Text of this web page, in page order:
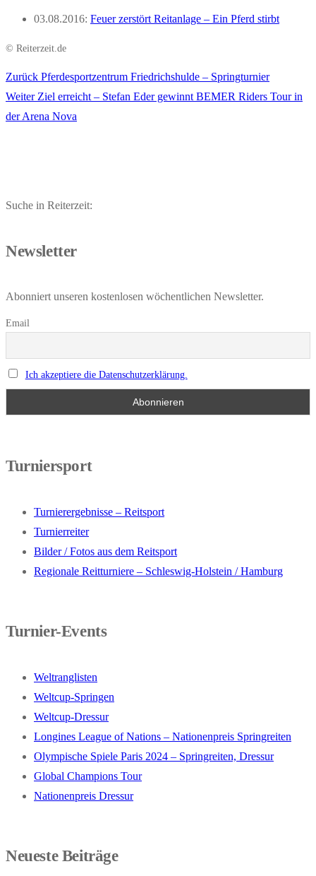
03.08.2016: Feuer zerstört Reitanlage – Ein Pferd stirbt
© Reiterzeit.de
Beitragsnavigation
Zurück Vorheriger
Beitrag:
Pferdesportzentrum Friedrichshulde – Springturnier
Weiter Nächster
Beitrag:
Ziel erreicht – Stefan Eder gewinnt BEMER Riders Tour in
der Arena Nova
Suche in Reiterzeit:
Newsletter
Abonniert unseren kostenlosen wöchentlichen Newsletter.
Email
Ich akzeptiere die Datenschutzerklärung.
Turniersport
Turnierergebnisse – Reitsport
Turnierreiter
Bilder / Fotos aus dem Reitsport
Regionale Reitturniere – Schleswig-Holstein / Hamburg
Turnier-Events
Weltranglisten
Weltcup-Springen
Weltcup-Dressur
Longines League of Nations – Nationenpreis Springreiten
Olympische Spiele Paris 2024 – Springreiten, Dressur
Global Champions Tour
Nationenpreis Dressur
Neueste Beiträge